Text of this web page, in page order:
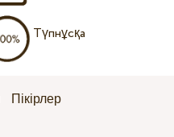
Түпнұсқа
Пікірлер